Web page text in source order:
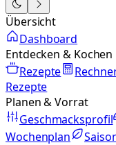
Übersicht
Dashboard
Entdecken & Kochen
Rezepte
Rezepte
Planen & Vorrat
Geschmacksprofil
Wochenplan